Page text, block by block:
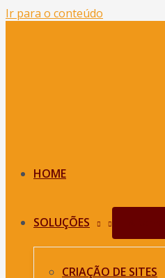
Ir para o conteúdo
HOME
SOLUÇÕES
CRIAÇÃO DE SITES